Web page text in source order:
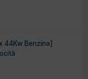
44Kw Benzina]